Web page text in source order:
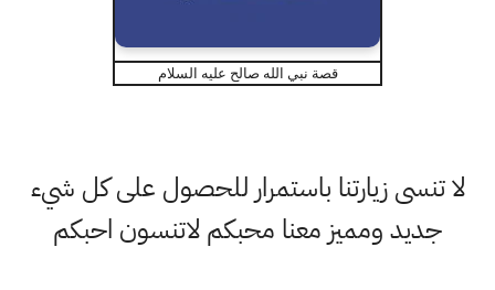
قصة نبي الله صالح عليه السلام
لا تنسى زيارتنا باستمرار للحصول على كل شيء
جديد ومميز معنا محبكم لاتنسون احبكم